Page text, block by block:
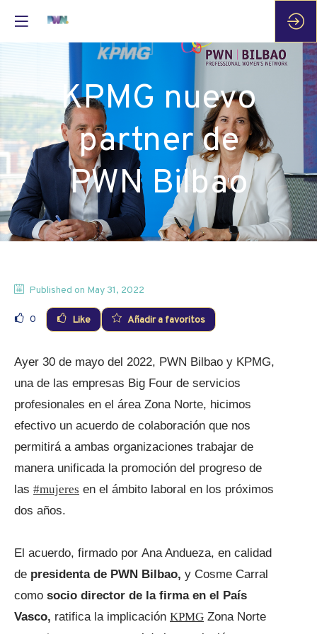
KPMG nuevo
partner de
PWN Bilbao
Published on May 31, 2022
0 Like Añadir a favoritos
Ayer 30 de mayo del 2022, PWN Bilbao y KPMG,
una de las empresas Big Four de servicios
profesionales en el área Zona Norte, hicimos
efectivo un acuerdo de colaboración que nos
permitirá a ambas organizaciones trabajar de
manera unificada la promoción del progreso de
las #mujeres en el ámbito laboral en los próximos
dos años.
El acuerdo, firmado por Ana Andueza, en calidad
de presidenta de PWN Bilbao, y Cosme Carral
como socio director de la firma en el País
Vasco, ratifica la implicación KPMG Zona Norte